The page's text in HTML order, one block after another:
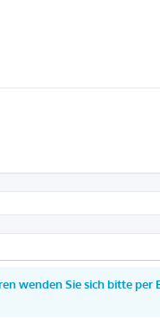
wenden Sie sich bitte per